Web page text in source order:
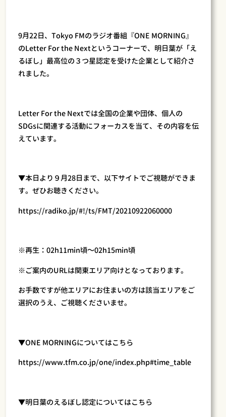
9月22日、Tokyo FMのラジオ番組『ONE MORNING』
のLetter For the Nextというコーナーで、明日葉が「え
るぼし」最高位の３つ星認定を受けた企業として紹介さ
れました。
Letter For the Nextでは全国の企業や団体、個人の
SDGsに関連する活動にフォーカスを当て、その内容を伝
えています。
▼本日より９月28日まで、以下サイトでご視聴ができま
す。ぜひお聴きください。
https://radiko.jp/#!/ts/FMT/20210922060000
※再生：02h11min頃～02h15min頃
※ご案内のURLは関東エリア向けとなっております。
お手数ですが他エリアにお住まいの方は該当エリアをご
選択のうえ、ご視聴くださいませ。
▼ONE MORNINGについてはこちら
https://www.tfm.co.jp/one/index.php#time_table
▼明日葉のえるぼし認定についてはこちら